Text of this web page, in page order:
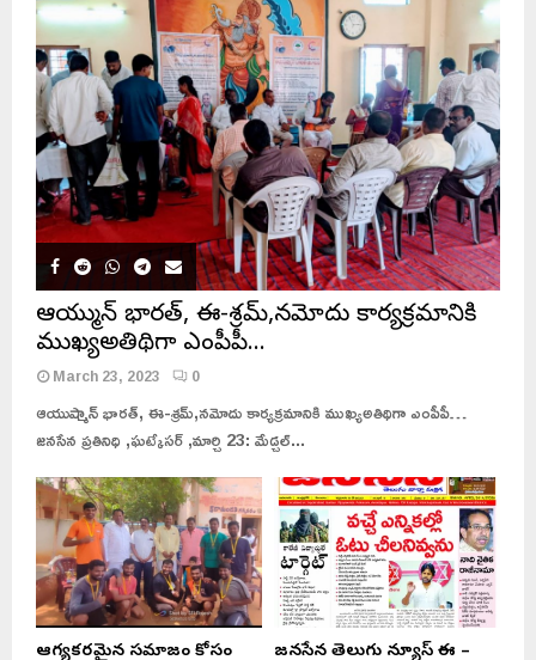
ఆయుష్మాన్ భారత్, ఈ-శ్రమ్,నమోదు కార్యక్రమానికి
ముఖ్యఅతిథిగా ఎంపీపీ…
March 23, 2023 0
ఆయుష్మాన్ భారత్, ఈ-శ్రమ్,నమోదు కార్యక్రమానికి ముఖ్యఅతిథిగా ఎంపీపీ…
జనసేన ప్రతినిధి ,ఘట్కేసర్ ,మార్చి 23: మేడ్చల్...
ఆరోగ్యకరమైన సమాజం కోసం
జనసేన తెలుగు న్యూస్ ఈ –